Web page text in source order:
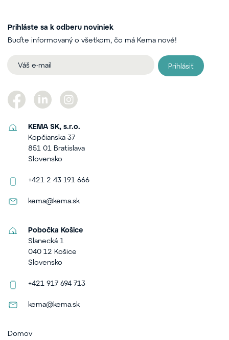
Prihláste sa k odberu noviniek
Buďte informovaný o všetkom, čo má Kema nové!
Prihlásiť
KEMA SK, s.r.o.
Kopčianska 37
851 01 Bratislava
Slovensko
+421 2 43 191 666
kema@kema.sk
Pobočka Košice
Slanecká 1
040 12 Košice
Slovensko
+421 917 694 713
kema@kema.sk
Domov